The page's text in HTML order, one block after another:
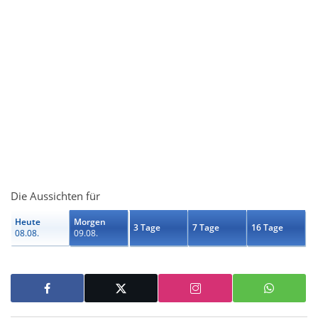
Die Aussichten für
Heute
08.08.
Morgen
09.08.
3 Tage 7 Tage 16 Tage